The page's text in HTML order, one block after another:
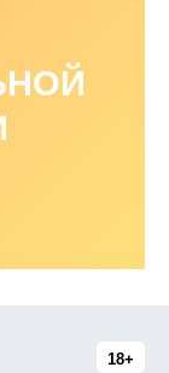
18+